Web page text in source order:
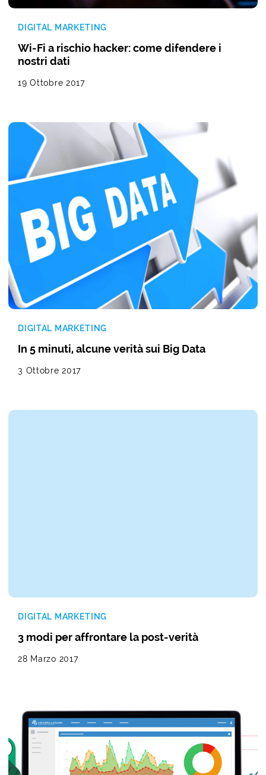
DIGITAL MARKETING
Wi-Fi a rischio hacker: come difendere i
nostri dati
19 Ottobre 2017
DIGITAL MARKETING
In 5 minuti, alcune verità sui Big Data
3 Ottobre 2017
DIGITAL MARKETING
3 modi per affrontare la post-verità
28 Marzo 2017